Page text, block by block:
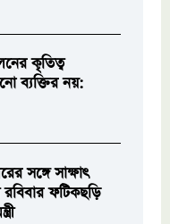
কৃতিত্ব
ব্যক্তির নয়:
সঙ্গে সাক্ষাৎ
ফটিকছড়ি